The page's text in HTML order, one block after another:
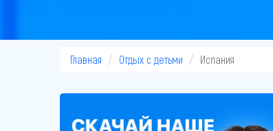
Главная Отдых с детьми Испания